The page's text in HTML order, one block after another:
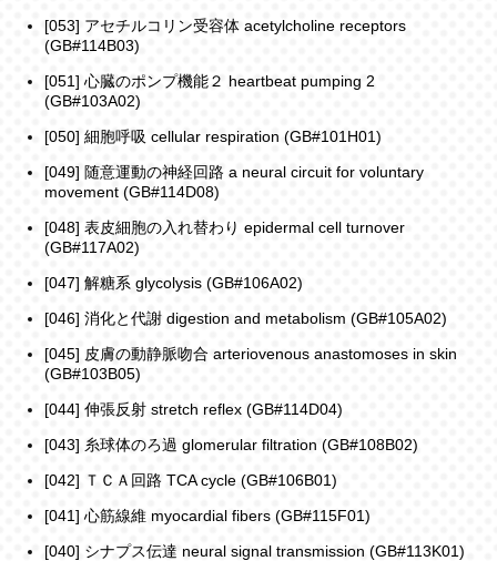
[053] アセチルコリン受容体 acetylcholine receptors
(GB#114B03)
[051] 心臓のポンプ機能２ heartbeat pumping 2
(GB#103A02)
[050] 細胞呼吸 cellular respiration (GB#101H01)
[049] 随意運動の神経回路 a neural circuit for voluntary
movement (GB#114D08)
[048] 表皮細胞の入れ替わり epidermal cell turnover
(GB#117A02)
[047] 解糖系 glycolysis (GB#106A02)
[046] 消化と代謝 digestion and metabolism (GB#105A02)
[045] 皮膚の動静脈吻合 arteriovenous anastomoses in skin
(GB#103B05)
[044] 伸張反射 stretch reflex (GB#114D04)
[043] 糸球体のろ過 glomerular filtration (GB#108B02)
[042] ＴＣＡ回路 TCA cycle (GB#106B01)
[041] 心筋線維 myocardial fibers (GB#115F01)
[040] シナプス伝達 neural signal transmission (GB#113K01)